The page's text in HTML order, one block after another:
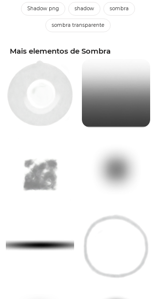
Shadow png shadow sombra
sombra transparente
Mais elementos de Sombra